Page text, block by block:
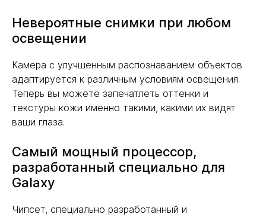
Невероятные снимки при любом
освещении
Камера с улучшенным распознаванием объектов
адаптируется к различным условиям освещения.
Теперь вы можете запечатлеть оттенки и
текстуры кожи именно такими, какими их видят
ваши глаза.
Самый мощный процессор,
разработанный специально для
Galaxy
Чипсет, специально разработанный и